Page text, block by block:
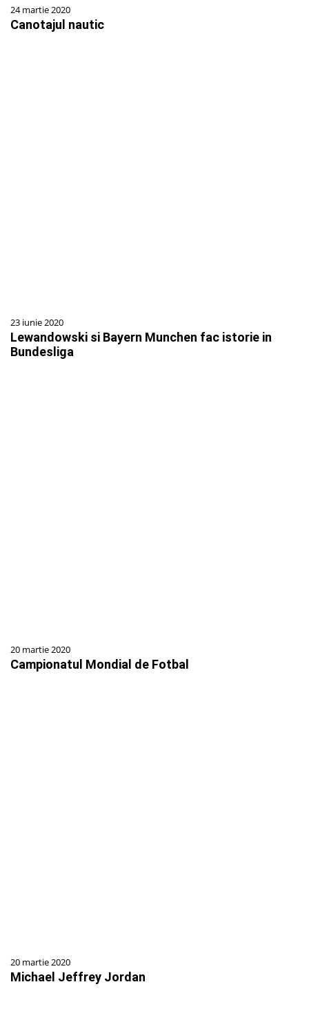
24 martie 2020
Canotajul nautic
23 iunie 2020
Lewandowski si Bayern Munchen fac istorie in
Bundesliga
20 martie 2020
Campionatul Mondial de Fotbal
20 martie 2020
Michael Jeffrey Jordan